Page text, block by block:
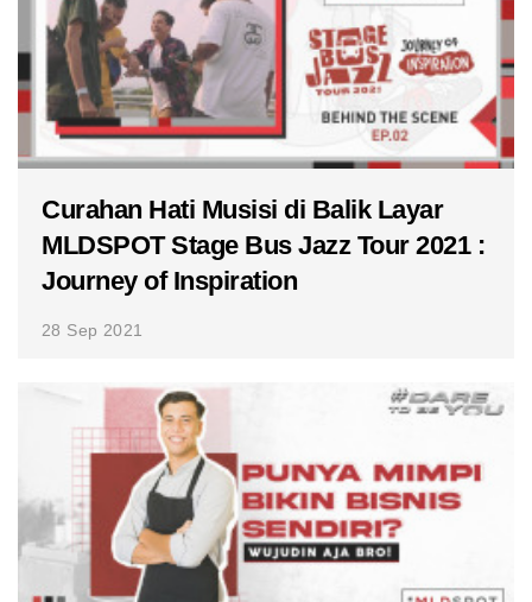
Curahan Hati Musisi di Balik Layar
MLDSPOT Stage Bus Jazz Tour 2021 :
Journey of Inspiration
28 Sep 2021